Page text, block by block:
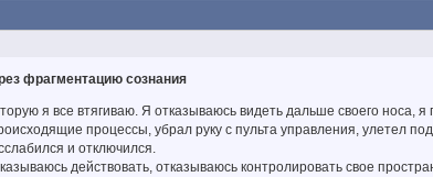
фрагментацию сознания
я все втягиваю. Я отказываюсь видеть дальше своего носа,
процессы, убрал руку с пульта управления, улетел
и отключился.
действовать, отказываюсь контролировать свое